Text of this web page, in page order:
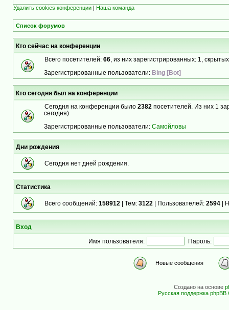
Удалить cookies конференции | Наша команда
Список форумов
Кто сейчас на конференции
Всего посетителей: 66 , из них зарегистрированных: 1,
Зарегистрированные пользователи: Bing [Bot]
Кто сегодня был на конференции
Сегодня на конференции было 2382 посетителей. Из них 1
сегодня)
Зарегистрированные пользователи: Самойловы
Дни рождения
Сегодня нет дней рождения.
Статистика
Всего сообщений: 158912 | Тем: 3122 | Пользователей: 2594 |
Вход
Имя пользователя: Пароль:
Новые сообщения
Создано на основе
Русская поддержка phpBB